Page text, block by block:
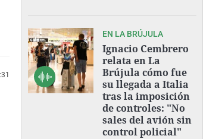
EN LA BRÚJULA
Ignacio Cembrero
relata en La
Brújula cómo fue
su llegada a Italia
tras la imposición
de controles: "No
sales del avión sin
control policial"